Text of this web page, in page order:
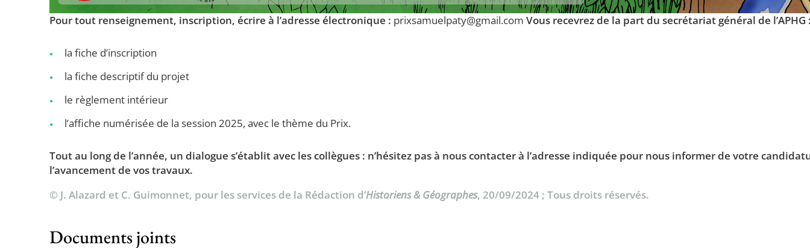
Pour tout renseignement, inscription, écrire à l’adresse électronique : prixsamuelpaty@gmail.com Vous recevrez de la part du secrétariat général de l’APHG
la fiche d’inscription
la fiche descriptif du projet
le règlement intérieur
l’affiche numérisée de la session 2025, avec le thème du Prix.
Tout au long de l’année, un dialogue s’établit avec les collègues : n’hésitez pas à nous contacter à l’adresse indiquée pour nous informer de votre
l’avancement de vos travaux.
© J. Alazard et C. Guimonnet, pour les services de la Rédaction d’Historiens & Géographes, 20/09/2024 ; Tous droits réservés.
Documents joints